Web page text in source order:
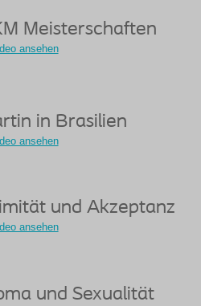
Meisterschaften
ansehen
in Brasilien
ansehen
und Akzeptanz
ansehen
und Sexualität